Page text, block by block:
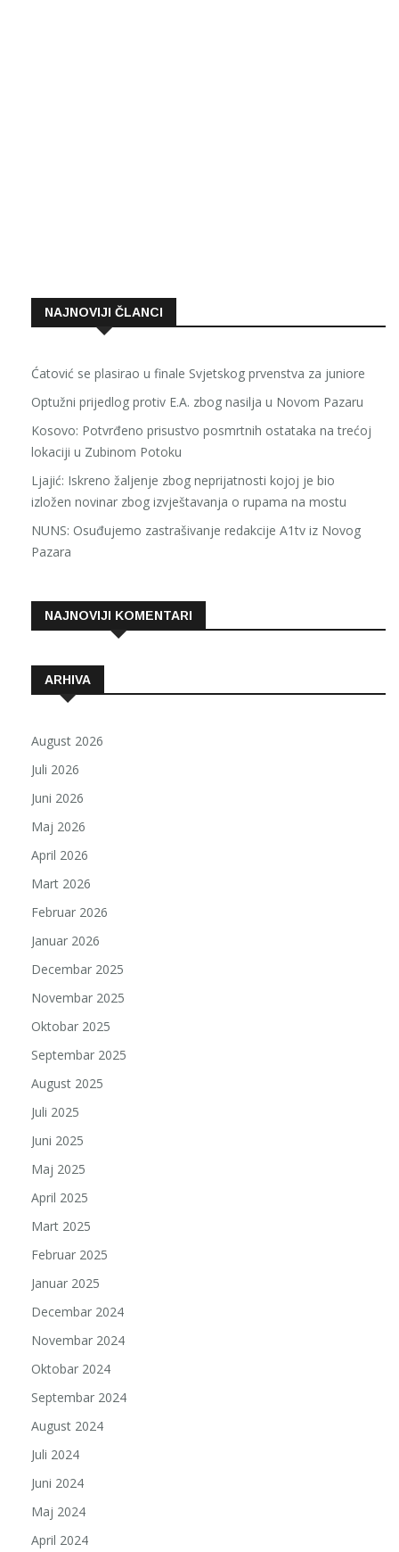
NAJNOVIJI ČLANCI
Ćatović se plasirao u finale Svjetskog prvenstva za juniore
Optužni prijedlog protiv E.A. zbog nasilja u Novom Pazaru
Kosovo: Potvrđeno prisustvo posmrtnih ostataka na trećoj
lokaciji u Zubinom Potoku
Ljajić: Iskreno žaljenje zbog neprijatnosti kojoj je bio
izložen novinar zbog izvještavanja o rupama na mostu
NUNS: Osuđujemo zastrašivanje redakcije A1tv iz Novog
Pazara
NAJNOVIJI KOMENTARI
ARHIVA
August 2026
Juli 2026
Juni 2026
Maj 2026
April 2026
Mart 2026
Februar 2026
Januar 2026
Decembar 2025
Novembar 2025
Oktobar 2025
Septembar 2025
August 2025
Juli 2025
Juni 2025
Maj 2025
April 2025
Mart 2025
Februar 2025
Januar 2025
Decembar 2024
Novembar 2024
Oktobar 2024
Septembar 2024
August 2024
Juli 2024
Juni 2024
Maj 2024
April 2024